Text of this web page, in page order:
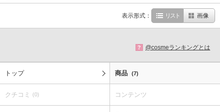
表示形式： リスト 画像
? @cosmeランキングとは
トップ 商品 (7)
クチコミ (0) コンテンツ